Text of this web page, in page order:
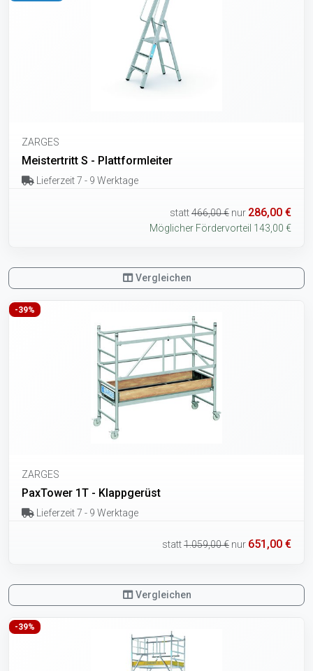
ZARGES
Meistertritt S - Plattformleiter
Lieferzeit 7 - 9 Werktage
statt466,00 € nur 286,00 €
Möglicher Fördervorteil 143,00 €
Vergleichen
-39%
ZARGES
PaxTower 1T - Klappgerüst
Lieferzeit 7 - 9 Werktage
statt1.059,00 € nur 651,00 €
Vergleichen
-39%